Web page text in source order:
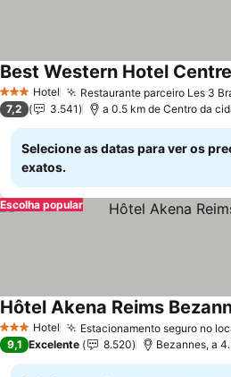
3 EstrelasHotel Restaurante parceiro Les 3
Best Western Hotel
7,2 3.541 a 0.5 km de Centro da
Selecione as datas para ver os
exatos.
Escolha popular
3 EstrelasHotel Estacionamento seguro no
Hôtel Akena Reims
9,1 Excelente 8.520 Bezannes, a